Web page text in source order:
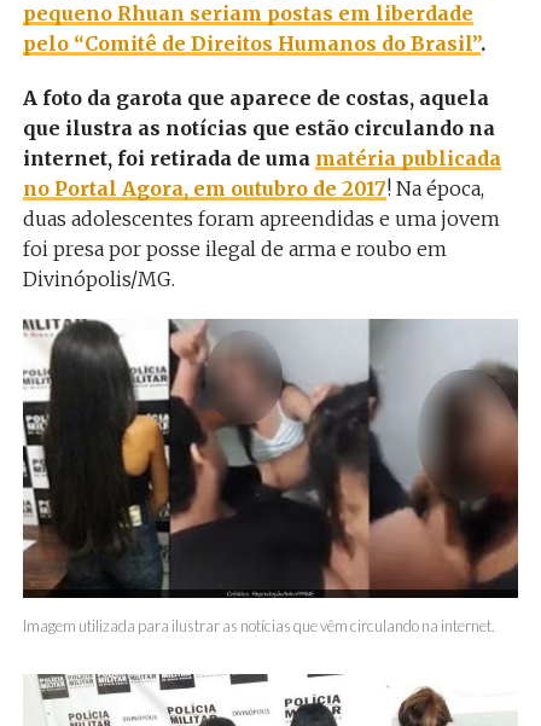
pequeno Rhuan seriam postas em liberdade
pelo “Comitê de Direitos Humanos do Brasil”.
A foto da garota que aparece de costas, aquela
que ilustra as notícias que estão circulando na
internet, foi retirada de uma matéria publicada
no Portal Agora, em outubro de 2017! Na época,
duas adolescentes foram apreendidas e uma jovem
foi presa por posse ilegal de arma e roubo em
Divinópolis/MG.
Imagem utilizada para ilustrar as notícias que vêm circulando na internet.